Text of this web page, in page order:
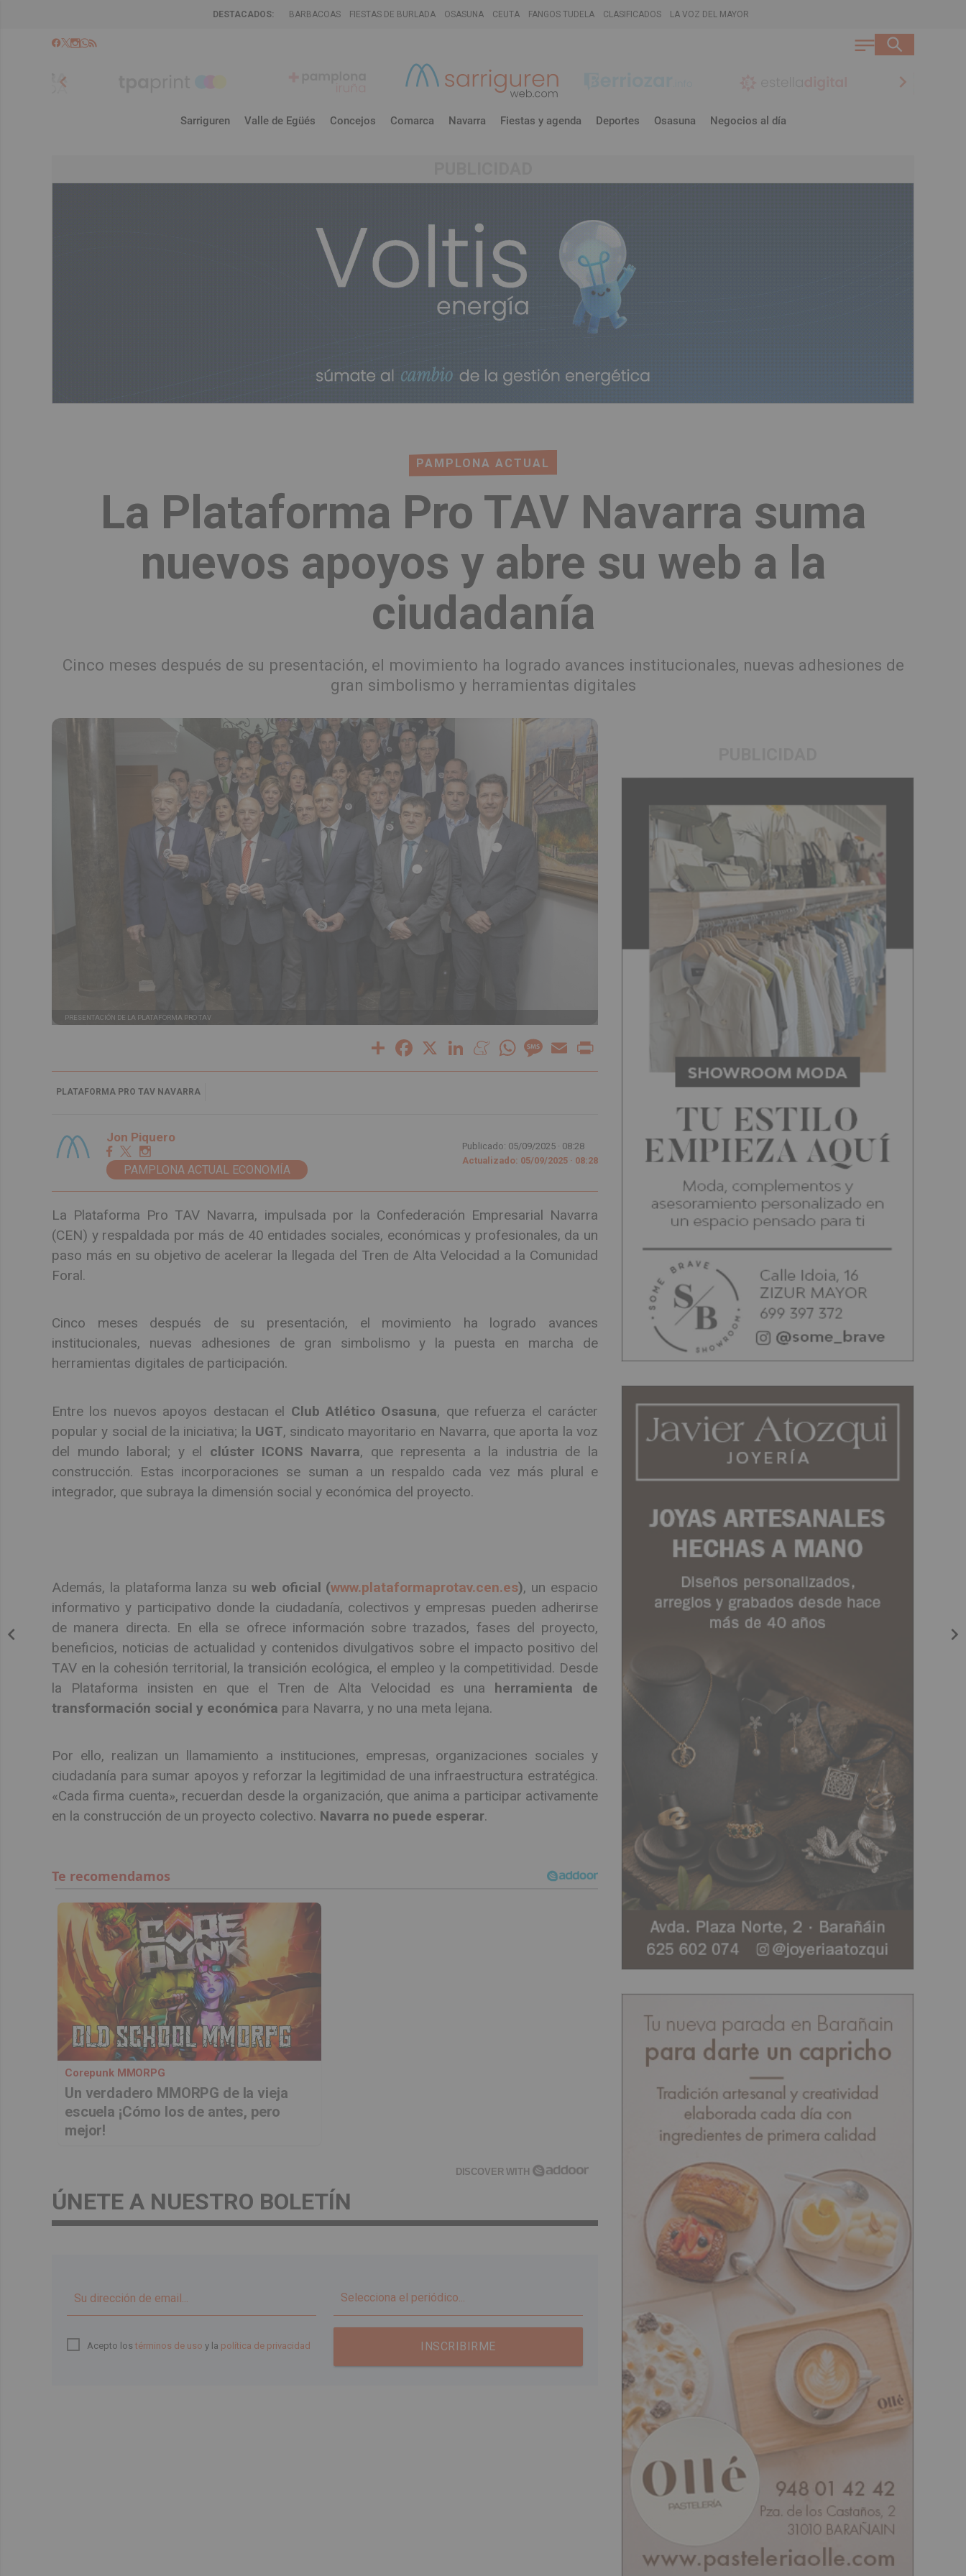
DESTACADOS: BARBACOAS FIESTAS DE BURLADA OSASUNA CEUTA FANGOS TUDELA CLASIFICADOS LA VOZ DEL MAYOR
chevron_left chevron_right
Sarriguren Valle de Egüés Concejos Comarca Navarra Fiestas y agenda Deportes Osasuna Negocios al día
PAMPLONA ACTUAL
La Plataforma Pro TAV Navarra suma
nuevos apoyos y abre su web a la
ciudadanía
Cinco meses después de su presentación, el movimiento ha logrado avances institucionales, nuevas adhesiones de
gran simbolismo y herramientas digitales
PRESENTACIÓN DE LA PLATAFORMA PRO TAV
Share Facebook LinkedInMeneameWhatsAppMessage
Email
PLATAFORMA PRO TAV NAVARRA
Jon Piquero
PAMPLONA ACTUAL ECONOMÍA
Publicado: 05/09/2025 · 08:28
Actualizado: 05/09/2025 · 08:28
La Plataforma Pro TAV Navarra, impulsada por la Confederación Empresarial Navarra
(CEN) y respaldada por más de 40 entidades sociales, económicas y profesionales, da un
paso más en su objetivo de acelerar la llegada del Tren de Alta Velocidad a la Comunidad
Foral.
Cinco meses después de su presentación, el movimiento ha logrado avances
institucionales, nuevas adhesiones de gran simbolismo y la puesta en marcha de
herramientas digitales de participación.
Entre los nuevos apoyos destacan el Club Atlético Osasuna, que refuerza el carácter
popular y social de la iniciativa; la UGT, sindicato mayoritario en Navarra, que aporta la voz
del mundo laboral; y el clúster ICONS Navarra, que representa a la industria de la
construcción. Estas incorporaciones se suman a un respaldo cada vez más plural e
integrador, que subraya la dimensión social y económica del proyecto.
Además, la plataforma lanza su web oficial (www.plataformaprotav.cen.es), un espacio
informativo y participativo donde la ciudadanía, colectivos y empresas pueden adherirse
de manera directa. En ella se ofrece información sobre trazados, fases del proyecto,
beneficios, noticias de actualidad y contenidos divulgativos sobre el impacto positivo del
TAV en la cohesión territorial, la transición ecológica, el empleo y la competitividad. Desde
la Plataforma insisten en que el Tren de Alta Velocidad es una herramienta de
transformación social y económica para Navarra, y no una meta lejana.
Por ello, realizan un llamamiento a instituciones, empresas, organizaciones sociales y
ciudadanía para sumar apoyos y reforzar la legitimidad de una infraestructura estratégica.
«Cada firma cuenta», recuerdan desde la organización, que anima a participar activamente
en la construcción de un proyecto colectivo. Navarra no puede esperar.
Corepunk MMORPG
Un verdadero MMORPG de la vieja
escuela ¡Cómo los de antes, pero
mejor!
DISCOVER WITH
ÚNETE A NUESTRO BOLETÍN
Acepto los términos de uso y la política de privacidad INSCRIBIRME